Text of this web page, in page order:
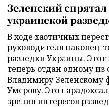
Зеленский
украинской
В ходе хаотичных
руководителя наконец-
разведки Украины. Этот
теперь отдан одному из
Владимиру Зеленскому
Умерову. Это
зрения интересов